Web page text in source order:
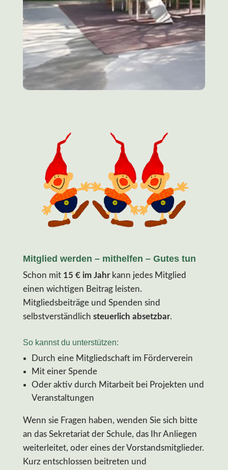
Mitglied werden – mithelfen – Gutes tun
Schon mit 15 € im Jahrkann jedes Mitglied
einen wichtigen Beitrag leisten.
Mitgliedsbeiträge und Spenden sind
selbstverständlich steuerlich absetzbar.
So kannst du unterstützen:
Durch eine Mitgliedschaft im Förderverein
Mit einer Spende
Oder aktiv durch Mitarbeit bei Projekten und
Veranstaltungen
Wenn sie Fragen haben, wenden Sie sich bitte
an das Sekretariat der Schule, das Ihr Anliegen
weiterleitet, oder eines der Vorstandsmitglieder.
Kurz entschlossen beitreten und